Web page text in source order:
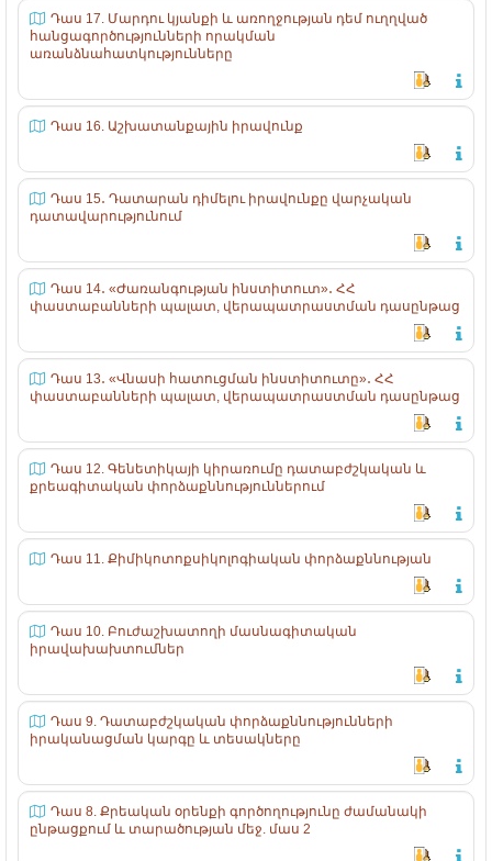
Դաս 17. Մարդու կյանքի և առողջության դեմ ուղղված
հանցագործությունների որակման
առանձնահատկությունները
Դաս 16. Աշխատանքային իրավունք
Դաս 15․ Դատարան դիմելու իրավունքը վարչական
դատավարությունում
Դաս 14․ «Ժառանգության ինստիտուտ»․ ՀՀ
փաստաբանների պալատ, վերապատրաստման դասընթաց
Դաս 13․ «Վնասի հատուցման ինստիտուտը»․ ՀՀ
փաստաբանների պալատ, վերապատրաստման դասընթաց
Դաս 12. Գենետիկայի կիրառումը դատաբժշկական և
քրեագիտական փորձաքննություններում
Դաս 11. Քիմիկոտոքսիկոլոգիական փորձաքննության
Դաս 10. Բուժաշխատողի մասնագիտական
իրավախախտումներ
Դաս 9. Դատաբժշկական փորձաքննությունների
իրականացման կարգը և տեսակները
Դաս 8. Քրեական օրենքի գործողությունը ժամանակի
ընթացքում և տարածության մեջ. մաս 2